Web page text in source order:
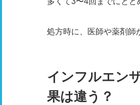
処方時に、医師や薬剤師
インフルエン
果は違う？